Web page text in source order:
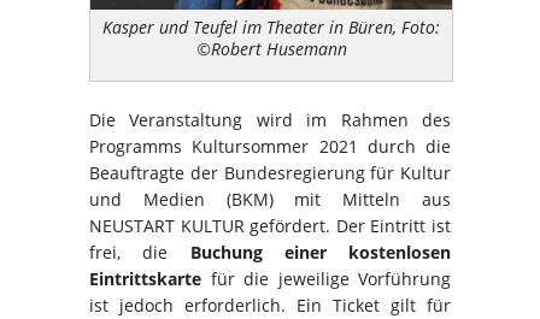
Kasper und Teufel im Theater in Büren, Foto:
©Robert Husemann
Die Veranstaltung wird im Rahmen des
Programms Kultursommer 2021 durch die
Beauftragte der Bundesregierung für Kultur
und Medien (BKM) mit Mitteln aus
NEUSTART KULTUR gefördert. Der Eintritt ist
frei, die Buchung einer kostenlosen
Eintrittskarte für die jeweilige Vorführung
ist jedoch erforderlich. Ein Ticket gilt für